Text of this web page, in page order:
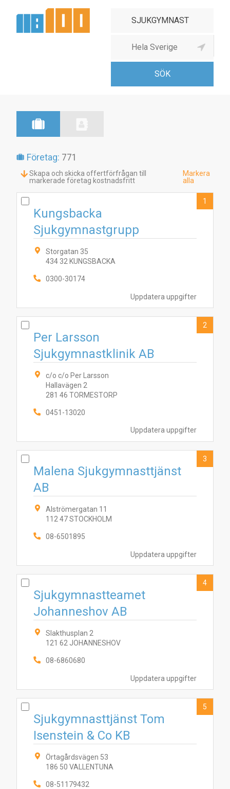
Sjukgymnastmottagning
Företag: 771
Skapa och skicka offertförfrågan till
markerade företag kostnadsfritt
Markera
alla
Uppdatera uppgifter
Kungsbacka
Sjukgymnastgrupp
Storgatan 35
434 32 KUNGSBACKA
0300-30174
1
Uppdatera uppgifter
Per Larsson
Sjukgymnastklinik AB
c/o c/o Per Larsson
Hallavägen 2
281 46 TORMESTORP
0451-13020
2
Uppdatera uppgifter
Malena Sjukgymnasttjänst
AB
Alströmergatan 11
112 47 STOCKHOLM
08-6501895
3
Uppdatera uppgifter
Sjukgymnastteamet
Johanneshov AB
Slakthusplan 2
121 62 JOHANNESHOV
08-6860680
4
Sjukgymnasttjänst Tom
Isenstein & Co KB
Örtagårdsvägen 53
186 50 VALLENTUNA
08-51179432
5